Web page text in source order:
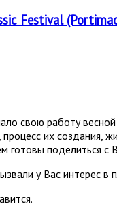
Festival
свою работу
их создания,
готовы поделиться с
у Вас интерес в